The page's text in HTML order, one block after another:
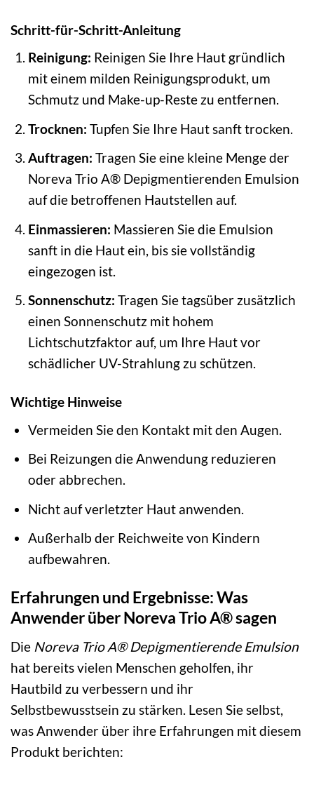
Schritt-für-Schritt-Anleitung
Reinigung: Reinigen Sie Ihre Haut gründlich
mit einem milden Reinigungsprodukt, um
Schmutz und Make-up-Reste zu entfernen.
Trocknen: Tupfen Sie Ihre Haut sanft trocken.
Auftragen: Tragen Sie eine kleine Menge der
Noreva Trio A® Depigmentierenden Emulsion
auf die betroffenen Hautstellen auf.
Einmassieren: Massieren Sie die Emulsion
sanft in die Haut ein, bis sie vollständig
eingezogen ist.
Sonnenschutz: Tragen Sie tagsüber zusätzlich
einen Sonnenschutz mit hohem
Lichtschutzfaktor auf, um Ihre Haut vor
schädlicher UV-Strahlung zu schützen.
Wichtige Hinweise
Vermeiden Sie den Kontakt mit den Augen.
Bei Reizungen die Anwendung reduzieren
oder abbrechen.
Nicht auf verletzter Haut anwenden.
Außerhalb der Reichweite von Kindern
aufbewahren.
Erfahrungen und Ergebnisse: Was
Anwender über Noreva Trio A® sagen
Die Noreva Trio A® Depigmentierende Emulsion
hat bereits vielen Menschen geholfen, ihr
Hautbild zu verbessern und ihr
Selbstbewusstsein zu stärken. Lesen Sie selbst,
was Anwender über ihre Erfahrungen mit diesem
Produkt berichten: